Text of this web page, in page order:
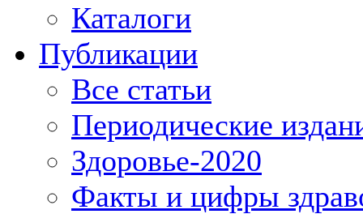
Каталоги
Публикации
Все статьи
Периодические
Здоровье-2020
Факты и цифры